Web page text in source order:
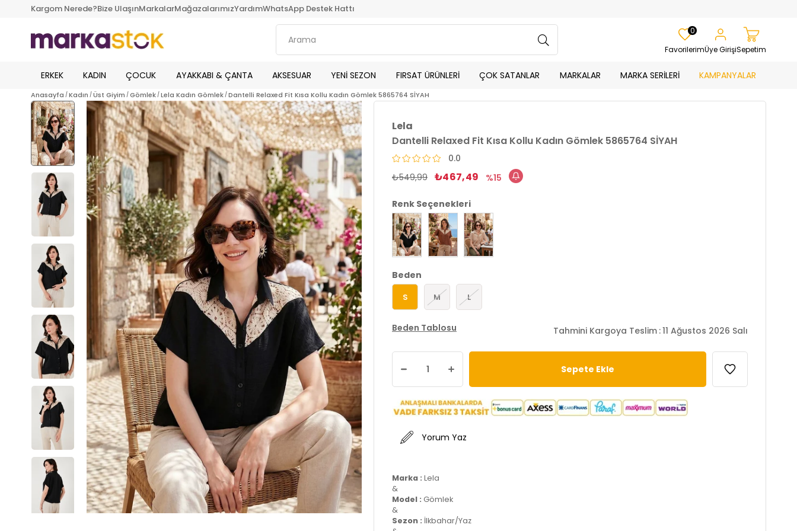
Kargom Nerede?Bize UlaşınMarkalarMağazalarımızYardımWhatsApp Destek Hattı
Favorilerim
0
Üye GirişiSepetim
ERKEK KADIN ÇOCUK AYAKKABI & ÇANTA AKSESUAR YENİ SEZON FIRSAT ÜRÜNLERİ ÇOK SATANLAR MARKALAR MARKA SERİLERİ KAMPANYALAR
Anasayfa Kadın Üst Giyim Gömlek Lela Kadın Gömlek Dantelli Relaxed Fit Kısa Kollu Kadın Gömlek 5865764 SİYAH
Lela
Dantelli Relaxed Fit Kısa Kollu Kadın Gömlek 5865764 SİYAH
0.0
₺549,99 ₺467,49 15
Renk Seçenekleri
Beden
S M L
Beden Tablosu Tahmini Kargoya Teslim :11 Ağustos 2026 Salı
Yorum Yaz
Marka : Lela
&
Model : Gömlek
&
Sezon : İlkbahar/Yaz